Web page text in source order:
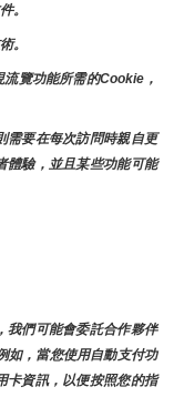
。
。
覽功能所需的Cookie，
需要在每次訪問時親自更
體驗，並且某些功能可能
我們可能會委託合作夥伴
如，當您使用自動支付功
卡資訊，以便按照您的指